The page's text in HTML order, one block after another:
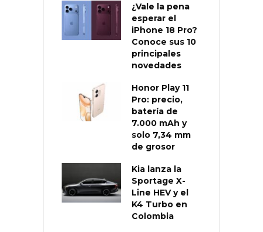
¿Vale la pena
esperar el
iPhone 18 Pro?
Conoce sus 10
principales
novedades
Honor Play 11
Pro: precio,
batería de
7.000 mAh y
solo 7,34 mm
de grosor
Kia lanza la
Sportage X-
Line HEV y el
K4 Turbo en
Colombia